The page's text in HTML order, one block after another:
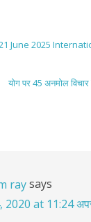
21 June 2025
योग पर 45 अनमोल
raysays
2020 at 11:24